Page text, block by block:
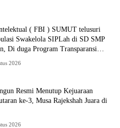
( FBI ) SUMUT telusuri
Swakelola SIPLah di SD SMP
Di duga Program Transparansi
Korupsi
2026
Resmi Menutup Kejuaraan
ke-3, Musa Rajekshah Juara di
2026